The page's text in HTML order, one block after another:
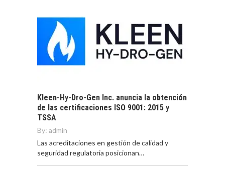
Kleen-Hy-Dro-Gen Inc. anuncia la obtención
de las certificaciones ISO 9001: 2015 y
TSSA
By: admin
Las acreditaciones en gestión de calidad y
seguridad regulatoria posicionan…